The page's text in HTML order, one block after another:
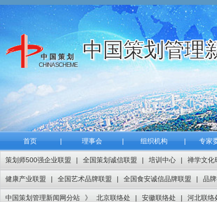
中国策划管理
中国策划
CHINA SCHEME
首页 | 理事会 | 组织机构 | 专家
策划师500强企业联盟 | 全国策划诚信联盟 | 培训中心 | 禅学文化
健康产业联盟 | 全国艺术品牌联盟 | 全国食安诚信品牌联盟 | 品
中国策划管理新闻网分站 》 北京联络处 | 安徽联络处 | 河北联络